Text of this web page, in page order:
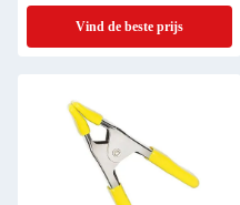
Vind de beste prijs